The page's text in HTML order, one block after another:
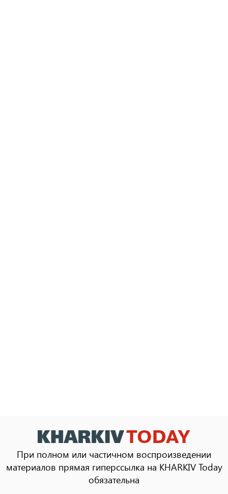
При полном или частичном воспроизведении
материалов прямая гиперссылка на KHARKIV Today
обязательна